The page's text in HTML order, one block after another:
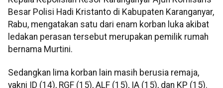
Besar Polisi Hadi Kristanto di Kabupaten Karanganyar,
Rabu, mengatakan satu dari enam korban luka akibat
ledakan perasan tersebut merupakan pemilik rumah
bernama Murtini.
Sedangkan lima korban lain masih berusia remaja,
yakni ID (14), RGF (15), ALF (15), IA (15), dan KP (15).